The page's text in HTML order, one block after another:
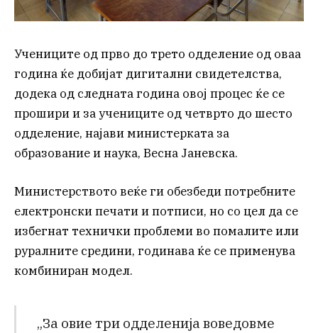
Учениците од прво до трето одделение од оваа
година ќе добијат дигитални свидетелства,
додека од следната година овој процес ќе се
прошири и за учениците од четврто до шесто
одделение, најави министерката за
образование и наука, Весна Јаневска.
Министерството веќе ги обезбеди потребните
електронски печати и потписи, но со цел да се
избегнат технички проблеми во помалите или
руралните средини, годинава ќе се применува
комбиниран модел.
„За овие три одделенија воведовме